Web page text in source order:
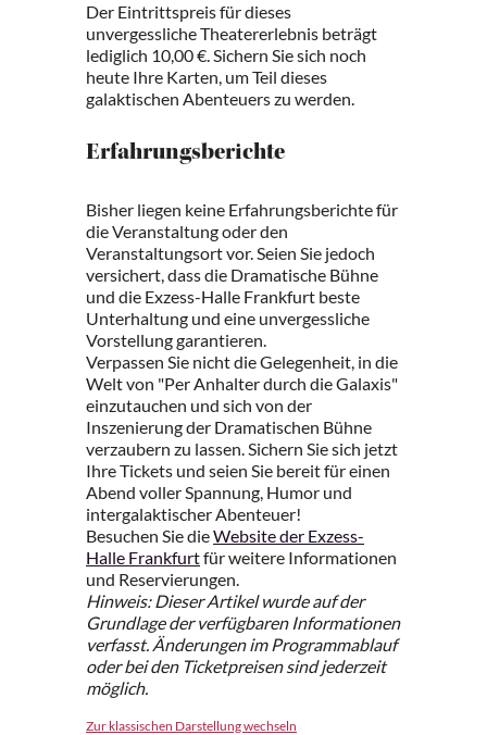
Der Eintrittspreis für dieses
unvergessliche Theatererlebnis beträgt
lediglich 10,00 €. Sichern Sie sich noch
heute Ihre Karten, um Teil dieses
galaktischen Abenteuers zu werden.
Erfahrungsberichte
Bisher liegen keine Erfahrungsberichte für
die Veranstaltung oder den
Veranstaltungsort vor. Seien Sie jedoch
versichert, dass die Dramatische Bühne
und die Exzess-Halle Frankfurt beste
Unterhaltung und eine unvergessliche
Vorstellung garantieren.
Verpassen Sie nicht die Gelegenheit, in die
Welt von "Per Anhalter durch die Galaxis"
einzutauchen und sich von der
Inszenierung der Dramatischen Bühne
verzaubern zu lassen. Sichern Sie sich jetzt
Ihre Tickets und seien Sie bereit für einen
Abend voller Spannung, Humor und
intergalaktischer Abenteuer!
Besuchen Sie dieWebsite der Exzess-
Halle Frankfurtfür weitere Informationen
und Reservierungen.
Hinweis: Dieser Artikel wurde auf der
Grundlage der verfügbaren Informationen
verfasst. Änderungen im Programmablauf
oder bei den Ticketpreisen sind jederzeit
möglich.
Zur klassischen Darstellung wechseln